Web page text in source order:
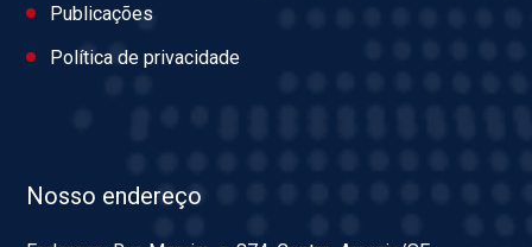
Publicações
Política de privacidade
Nosso endereço